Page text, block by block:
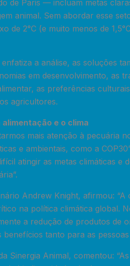
de Paris — incluam metas
animal. Sem abordar esse
de 2°C (e muito menos de
a análise, as soluções
em desenvolvimento, as
as preferências
agricultores.
e o clima
mais atenção à pecuária
e ambientais, como a
atingir as metas climáticas e
Andrew Knight, afirmou: “A
na política climática global.
a redução de produtos de
tanto para as
Sinergia Animal, comentou: